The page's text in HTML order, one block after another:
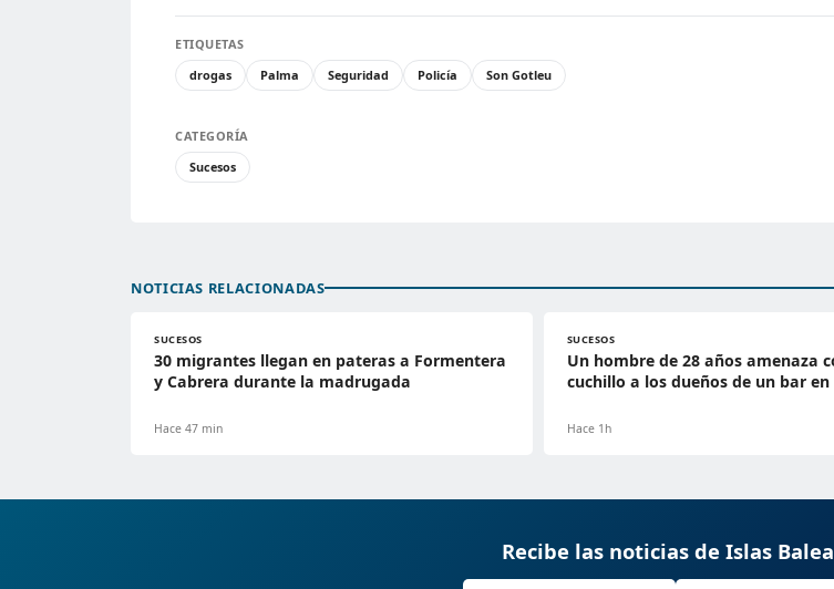
ETIQUETAS
drogas
Palma Seguridad Policía Son Gotleu
CATEGORÍA
Sucesos
NOTICIAS RELACIONADAS
SUCESOS
30 migrantes llegan en pateras a Formentera
y Cabrera durante la madrugada
Hace 47 min
SUCESOS
Un hombre de 28 años amenaza
cuchillo a los dueños de un bar en
Hace 1h
Recibe las noticias de Islas